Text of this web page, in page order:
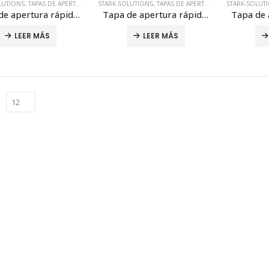
, TAPAS DE APERTURA RÁPIDA
Tapa de apertura rápida S-2000
LEER MÁS
STARK-SOLUTIONS, TAPAS DE APERTURA RÁPIDA
Tapa de apertura rápida S-3000
LEER MÁS
STARK-